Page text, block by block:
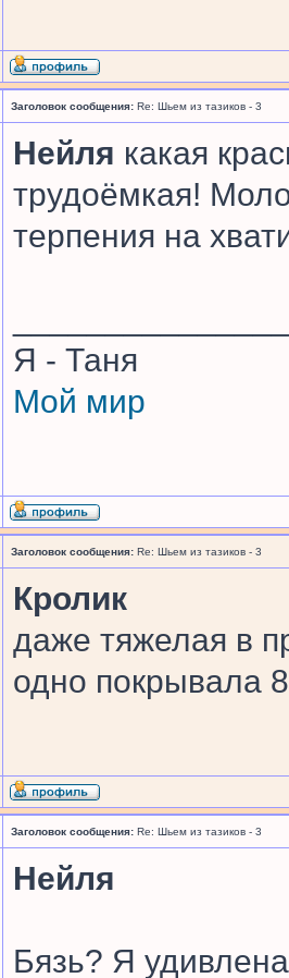
Заголовок сообщения: Re: Шьем из тазиков - 3
Нейля какая
трудоёмкая!
терпения на
Я - Таня
Мой мир
Заголовок сообщения: Re: Шьем из тазиков - 3
Кролик
даже тяжелая в
одно покрывала 8
Заголовок сообщения: Re: Шьем из тазиков - 3
Нейля
Бязь? Я